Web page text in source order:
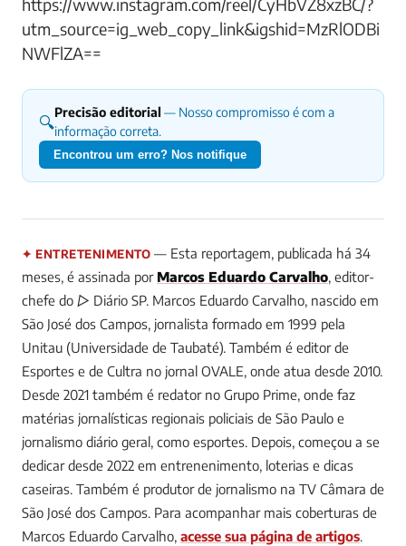
https://www.instagram.com/reel/CyHbVZ8xzBC/?
utm_source=ig_web_copy_link&igshid=MzRlODBi
NWFlZA==
🔍Precisão editorial — Nosso compromisso é com a
informação correta.
Encontrou um erro? Nos notifique
✦ ENTRETENIMENTO — Esta reportagem, publicada há 34
meses, é assinada por Marcos Eduardo Carvalho, editor-
chefe do ▷ Diário SP. Marcos Eduardo Carvalho, nascido em
São José dos Campos, jornalista formado em 1999 pela
Unitau (Universidade de Taubaté). Também é editor de
Esportes e de Cultra no jornal OVALE, onde atua desde 2010.
Desde 2021 também é redator no Grupo Prime, onde faz
matérias jornalísticas regionais policiais de São Paulo e
jornalismo diário geral, como esportes. Depois, começou a se
dedicar desde 2022 em entrenenimento, loterias e dicas
caseiras. Também é produtor de jornalismo na TV Câmara de
São José dos Campos. Para acompanhar mais coberturas de
Marcos Eduardo Carvalho, acesse sua página de artigos.